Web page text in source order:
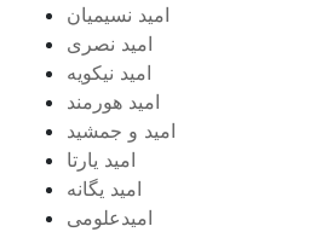
امید نسیمیان
امید نصری
امید نیکویه
امید هورمند
امید و جمشید
امید یارتا
امید یگانه
امیدعلومی